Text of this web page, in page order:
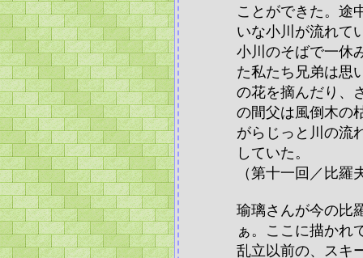
ことができた。途
いな小川が流れて
小川のそばで一休
た私たち兄弟は思
の花を摘んだり、
の間父は風倒木の
がらじっと川の流
していた。
（第十一回／比
瑜璃さんが今の比
ぁ。ここに描かれ
乱立以前の、スキ